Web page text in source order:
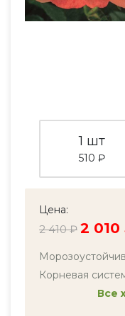
1 шт
510 ₽
Цена:
2 410 ₽ 2 010
Корневая
Все